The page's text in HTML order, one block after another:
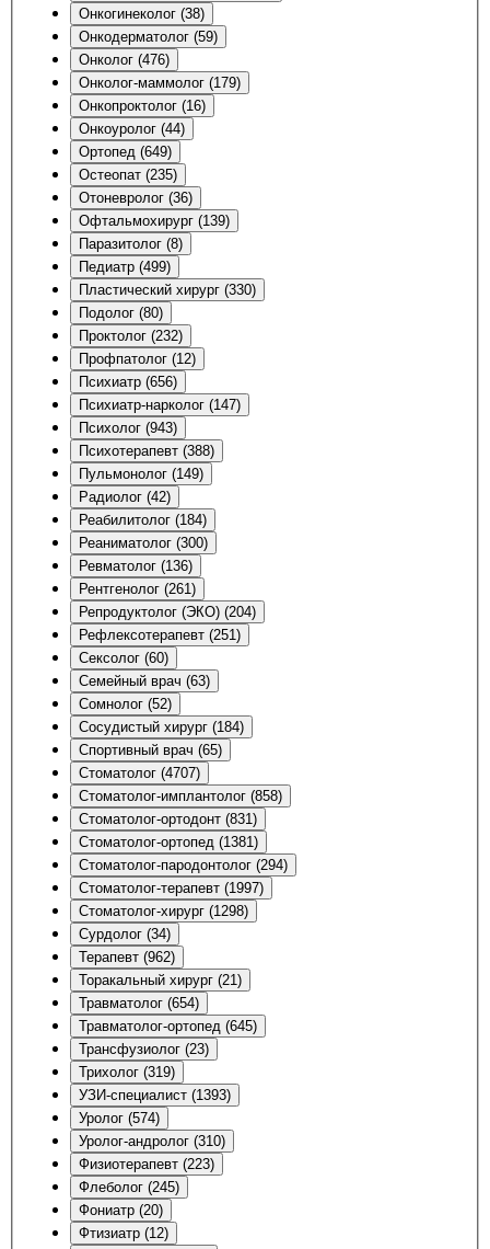
Онкогинеколог (38)
Онкодерматолог (59)
Онколог (476)
Онколог-маммолог (179)
Онкопроктолог (16)
Онкоуролог (44)
Ортопед (649)
Остеопат (235)
Отоневролог (36)
Офтальмохирург (139)
Паразитолог (8)
Педиатр (499)
Пластический хирург (330)
Подолог (80)
Проктолог (232)
Профпатолог (12)
Психиатр (656)
Психиатр-нарколог (147)
Психолог (943)
Психотерапевт (388)
Пульмонолог (149)
Радиолог (42)
Реабилитолог (184)
Реаниматолог (300)
Ревматолог (136)
Рентгенолог (261)
Репродуктолог (ЭКО) (204)
Рефлексотерапевт (251)
Сексолог (60)
Семейный врач (63)
Сомнолог (52)
Сосудистый хирург (184)
Спортивный врач (65)
Стоматолог (4707)
Стоматолог-имплантолог (858)
Стоматолог-ортодонт (831)
Стоматолог-ортопед (1381)
Стоматолог-пародонтолог (294)
Стоматолог-терапевт (1997)
Стоматолог-хирург (1298)
Сурдолог (34)
Терапевт (962)
Торакальный хирург (21)
Травматолог (654)
Травматолог-ортопед (645)
Трансфузиолог (23)
Трихолог (319)
УЗИ-специалист (1393)
Уролог (574)
Уролог-андролог (310)
Физиотерапевт (223)
Флеболог (245)
Фониатр (20)
Фтизиатр (12)